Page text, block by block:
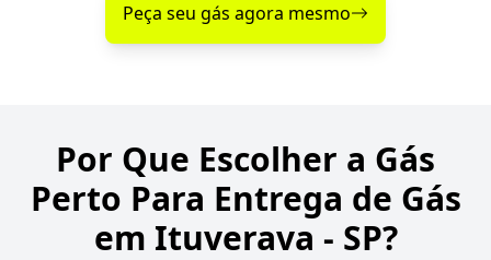
Peça seu gás agora mesmo
Por Que Escolher a Gás
Perto Para Entrega de Gás
em Ituverava - SP?